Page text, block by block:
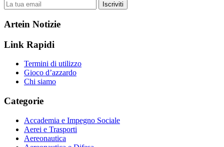
Iscriviti
Artein Notizie
Link Rapidi
Termini di utilizzo
Gioco d’azzardo
Chi siamo
Categorie
Accademia e Impegno Sociale
Aerei e Trasporti
Aereonautica